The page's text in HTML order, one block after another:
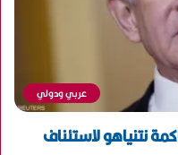
عربي ودولي
نتنياهو لاستئناف